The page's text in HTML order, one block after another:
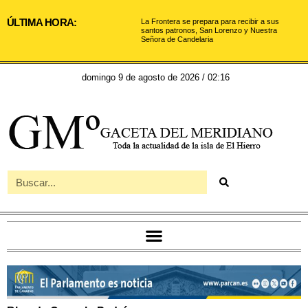
ÚLTIMA HORA:
La Frontera se prepara para recibir a sus
santos patronos, San Lorenzo y Nuestra
Señora de Candelaria
domingo 9 de agosto de 2026 / 02:16